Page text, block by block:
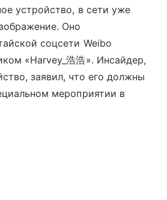
устройство, в сети уже
Оно
соцсети Weibo
«Harvey_浩浩». Инсайдер,
заявил, что его должны
мероприятии в